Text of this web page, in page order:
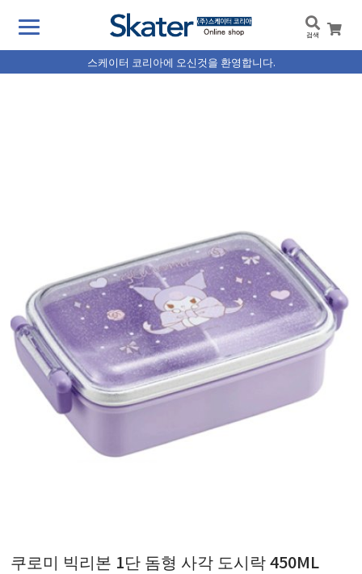
스케이터 코리아에 오신것을 환영합니다.
쿠로미 빅리본 1단 돔형 사각 도시락 450ML
검색